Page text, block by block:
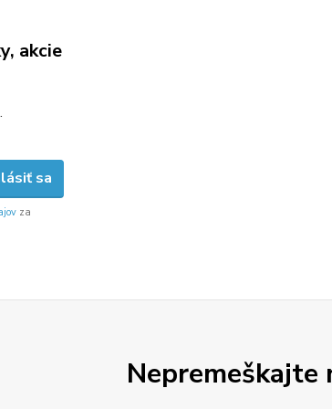
akcie
sa
za
Nepremeškajte